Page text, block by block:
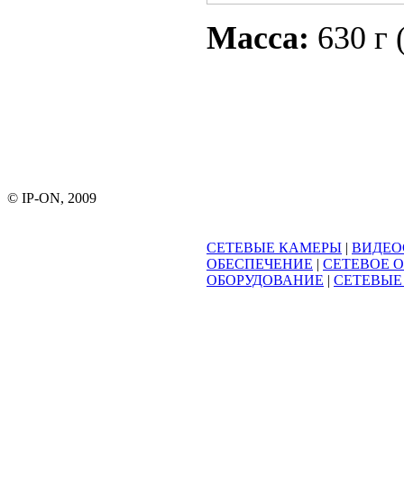
Масса: 630 г
© IP-ON, 2009
СЕТЕВЫЕ КАМЕРЫ |
ОБЕСПЕЧЕНИЕ | СЕТЕВОЕ
ОБОРУДОВАНИЕ |